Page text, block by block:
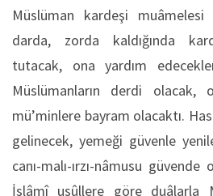
Müslüman kardeşi muâmelesi
darda, zorda kaldığında
tutacak, ona yardım
Müslümanların derdi
mü’minlere bayram olacaktı.
gelinecek, yemeği güvenle
canı-malı-ırzı-nâmusu
İslâmî usûllere göre duâlarla